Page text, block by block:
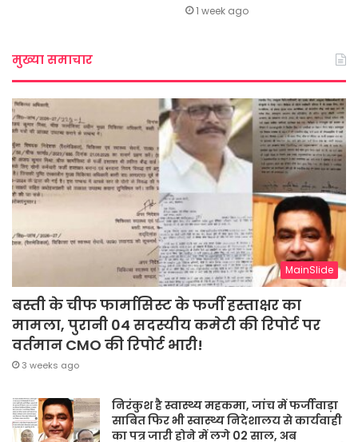
1 week ago
मुख्या समाचार
MainSlide
बस्ती के चीफ फार्मासिस्ट के फर्जी हस्ताक्षर का
मामला, पुरानी 04 सदस्यीय कमेटी की रिपोर्ट पर
वर्तमान CMO की रिपोर्ट भारी!
3 weeks ago
निरंकुश है स्वास्थ्य महकमा, जांच में फर्जीवाड़ा
साबित फिर भी स्वास्थ्य निदेशालय से कार्यवाही
का पत्र जारी होने में लगे 02 साल, अब